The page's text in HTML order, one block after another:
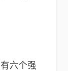
六个强